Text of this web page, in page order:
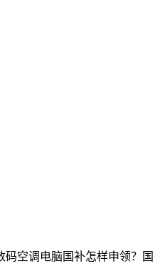
空调电脑国补怎样申领？国